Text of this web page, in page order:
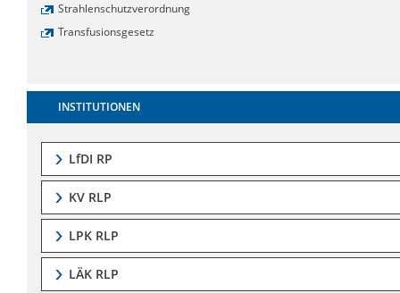
Strahlenschutzverordnung
Transfusionsgesetz
INSTITUTIONEN
LfDI RP
KV RLP
LPK RLP
LÄK RLP